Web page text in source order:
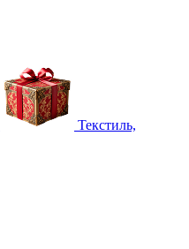
Текстиль,